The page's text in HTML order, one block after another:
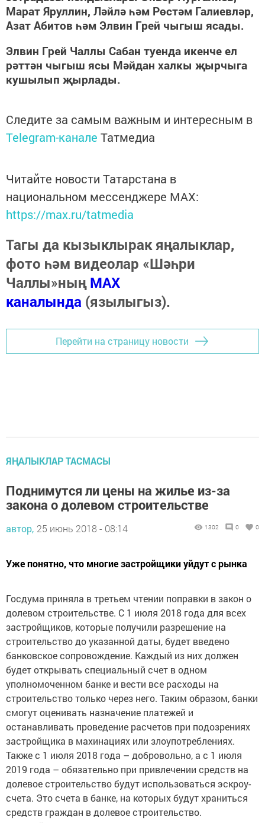
Марат Яруллин, Ләйлә һәм Рөстәм Галиевләр,
Азат Абитов һәм Элвин Грей чыгыш ясады.
Элвин Грей Чаллы Сабан туенда икенче ел
рәттән чыгыш ясы Мәйдан халкы җырчыга
кушылып җырлады.
Следите за самым важным и интересным в
Telegram-канале Татмедиа
Читайте новости Татарстана в
национальном мессенджере MАХ:
https://max.ru/tatmedia
Тагы да кызыклырак яңалыклар,
фото һәм видеолар «Шәһри
Чаллы»ныңMAX
каналында (язылыгыз).
Перейти на страницу новости
ЯҢАЛЫКЛАР ТАСМАСЫ
Поднимутся ли цены на жилье из-за
закона о долевом строительстве
автор, 25 июнь 2018 - 08:14 1302 0 0
Уже понятно, что многие застройщики уйдут с рынка
Госдума приняла в третьем чтении поправки в закон о
долевом строительстве. С 1 июля 2018 года для всех
застройщиков, которые получили разрешение на
строительство до указанной даты, будет введено
банковское сопровождение. Каждый из них должен
будет открывать специальный счет в одном
уполномоченном банке и вести все расходы на
строительство только через него. Таким образом, банки
смогут оценивать назначение платежей и
останавливать проведение расчетов при подозрениях
застройщика в махинациях или злоупотреблениях.
Также с 1 июля 2018 года – добровольно, а с 1 июля
2019 года – обязательно при привлечении средств на
долевое строительство будут использоваться эскроу-
счета. Это счета в банке, на которых будут храниться
средств граждан в долевое строительство.